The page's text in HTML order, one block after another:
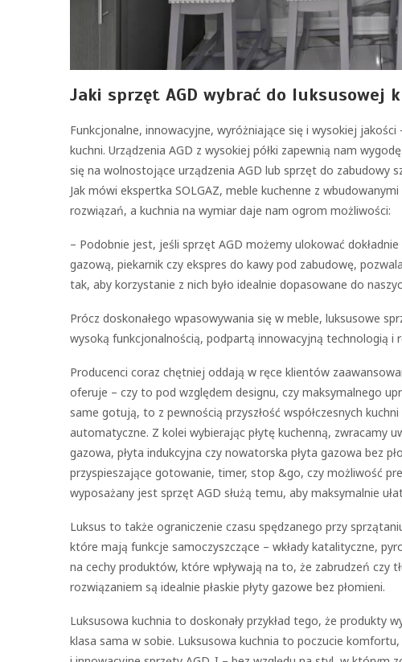
Jaki sprzęt AGD wybrać do luksusowej
Funkcjonalne, innowacyjne, wyróżniające się i wysokiej
kuchni. Urządzenia AGD z wysokiej półki zapewnią nam
się na wolnostojące urządzenia AGD lub sprzęt do zabudowy
Jak mówi ekspertka SOLGAZ, meble kuchenne z
rozwiązań, a kuchnia na wymiar daje nam ogrom możliwości:
– Podobnie jest, jeśli sprzęt AGD możemy ulokować
gazową, piekarnik czy ekspres do kawy pod zabudowę,
tak, aby korzystanie z nich było idealnie dopasowane do
Prócz doskonałego wpasowywania się w meble, luksusowe
wysoką funkcjonalnością, podpartą innowacyjną technologią
Producenci coraz chętniej oddają w ręce klientów
oferuje – czy to pod względem designu, czy maksymalnego
same gotują, to z pewnością przyszłość współczesnych
automatyczne. Z kolei wybierając płytę kuchenną, zwracamy
gazowa, płyta indukcyjna czy nowatorska płyta gazowa bez
przyspieszające gotowanie, timer, stop &go, czy możliwość
wyposażany jest sprzęt AGD służą temu, aby maksymalnie
Luksus to także ograniczenie czasu spędzanego przy
które mają funkcje samoczyszczące – wkłady katalityczne,
na cechy produktów, które wpływają na to, że zabrudzeń czy
rozwiązaniem są idealnie płaskie płyty gazowe bez płomieni.
Luksusowa kuchnia to doskonały przykład tego, że produkty
klasa sama w sobie. Luksusowa kuchnia to poczucie